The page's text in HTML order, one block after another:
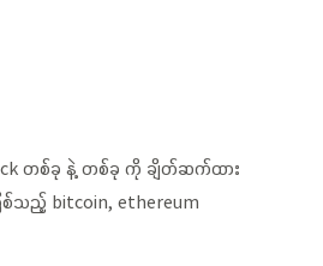
တစ်ခု နဲ့ တစ်ခု ကို ချိတ်ဆက်ထား
သည့် bitcoin, ethereum